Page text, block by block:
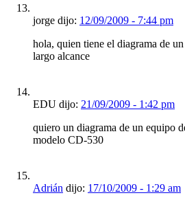
jorge dijo: 12/09/2009 - 7:44 pm
hola, quien tiene el diagrama de
largo alcance
EDU dijo: 21/09/2009 - 1:42 pm
quiero un diagrama de un equipo
modelo CD-530
Adrián dijo: 17/10/2009 - 1:29 am